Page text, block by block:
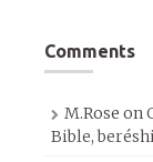
Comments
M.Rose on
Bible,